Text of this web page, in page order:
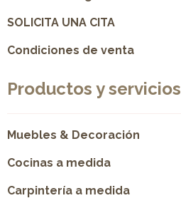
SOLICITA UNA CITA
Condiciones de venta
Productos y servicios
Muebles & Decoración
Cocinas a medida
Carpintería a medida